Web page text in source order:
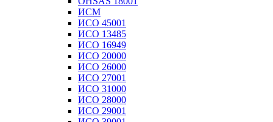
ИСМ
ИСО 45001
ИСО 13485
ИСО 16949
ИСО 20000
ИСО 26000
ИСО 27001
ИСО 31000
ИСО 28000
ИСО 29001